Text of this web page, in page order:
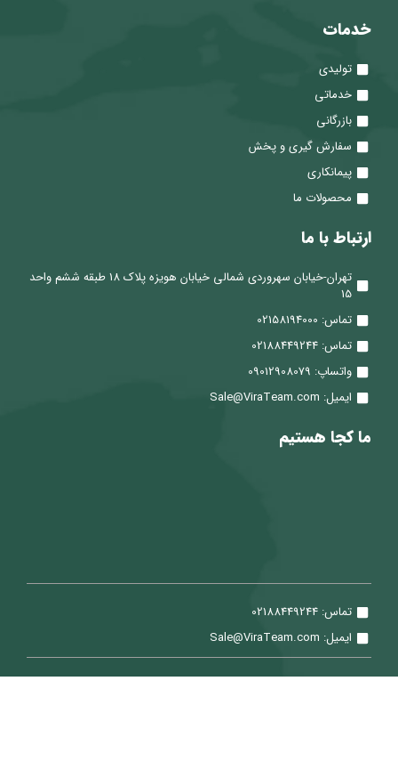
خدمات
تولیدی
خدماتی
بازرگانی
سفارش گیری و پخش
پیمانکاری
محصولات ما
ارتباط با ما
تهران-خیابان سهروردی شمالی خیابان هویزه پلاک 18 طبقه ششم واحد
15
تماس: 02158194000
تماس: 02188449244
واتساپ: 09012908079
ایمیل: Sale@ViraTeam.com
ما کجا هستیم
تماس: 02188449244
ایمیل: Sale@ViraTeam.com